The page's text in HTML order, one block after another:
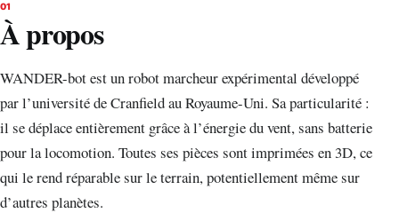
01
À propos
WANDER-bot est un robot marcheur expérimental développé
par l’université de Cranfield au Royaume-Uni. Sa particularité :
il se déplace entièrement grâce à l’énergie du vent, sans batterie
pour la locomotion. Toutes ses pièces sont imprimées en 3D, ce
qui le rend réparable sur le terrain, potentiellement même sur
d’autres planètes.